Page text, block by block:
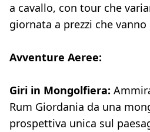
a cavallo, con tour che
giornata a prezzi che vanno
Avventure Aeree:
Giri in Mongolfiera:
Rum Giordania da una
prospettiva unica sul